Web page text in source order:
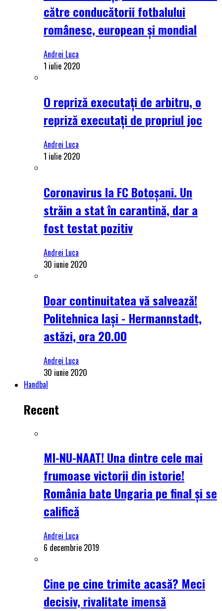
către conducătorii fotbalului
românesc, european și mondial
Andrei Luca
1 iulie 2020
O repriză executați de arbitru, o
repriză executați de propriul joc
Andrei Luca
1 iulie 2020
Coronavirus la FC Botoșani. Un
străin a stat în carantină, dar a
fost testat pozitiv
Andrei Luca
30 iunie 2020
Doar continuitatea vă salvează!
Politehnica Iași - Hermannstadt,
astăzi, ora 20.00
Andrei Luca
30 iunie 2020
Handbal
Recent
MI-NU-NAAT! Una dintre cele mai
frumoase victorii din istorie!
România bate Ungaria pe final și se
califică
Andrei Luca
6 decembrie 2019
Cine pe cine trimite acasă? Meci
decisiv, rivalitate imensă